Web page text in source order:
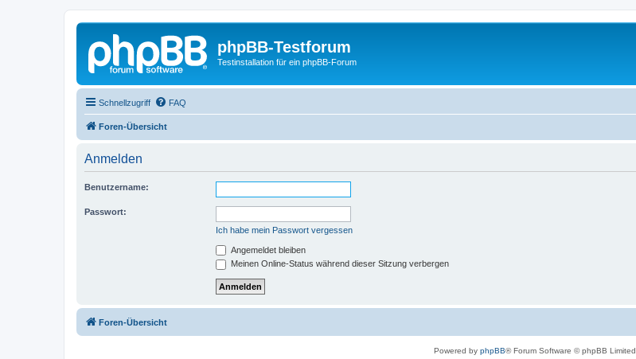
phpBB-Testforum
Testinstallation für ein phpBB-Forum
Schnellzugriff FAQ
Foren-Übersicht
Anmelden
Benutzername:
Passwort:
Ich habe mein Passwort vergessen
Angemeldet bleiben
Meinen Online-Status während dieser Sitzung verbergen
Foren-Übersicht
Powered by phpBB® Forum Software © phpBB Limited